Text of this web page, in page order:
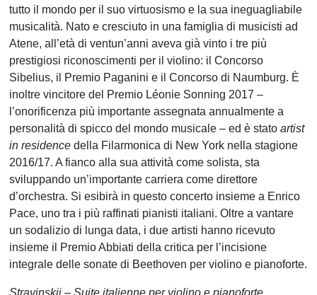
tutto il mondo per il suo virtuosismo e la sua ineguagliabile
musicalità. Nato e cresciuto in una famiglia di musicisti ad
Atene, all’età di ventun’anni aveva già vinto i tre più
prestigiosi riconoscimenti per il violino: il Concorso
Sibelius, il Premio Paganini e il Concorso di Naumburg. È
inoltre vincitore del Premio Léonie Sonning 2017 –
l’onorificenza più importante assegnata annualmente a
personalità di spicco del mondo musicale – ed è statoartist
in residence della Filarmonica di New York nella stagione
2016/17. A fianco alla sua attività come solista, sta
sviluppando un’importante carriera come direttore
d’orchestra. Si esibirà in questo concerto insieme a Enrico
Pace, uno tra i più raffinati pianisti italiani. Oltre a vantare
un sodalizio di lunga data, i due artisti hanno ricevuto
insieme il Premio Abbiati della critica per l’incisione
integrale delle sonate di Beethoven per violino e pianoforte.